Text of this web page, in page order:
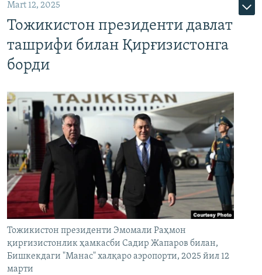
Mart 12, 2025
Тожикистон президенти давлат
ташрифи билан Қирғизистонга
борди
Тожикистон президенти Эмомали Раҳмон
қирғизистонлик ҳамкасби Садир Жапаров билан,
Бишкекдаги "Манас" халқаро аэропорти, 2025 йил 12
марти